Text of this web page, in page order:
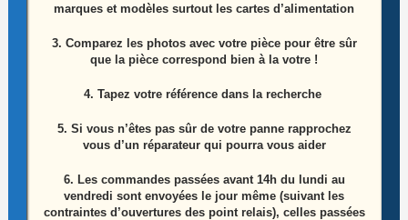
Ensemble Carte Mere + Batterie Archos 101e
néon
marques et modèles surtout les cartes d’alimentation
3. Comparez les photos avec votre pièce pour être sûr
que la pièce correspond bien à la votre !
4. Tapez votre référence dans la recherche
5. Si vous n’êtes pas sûr de votre panne rapprochez
vous d’un réparateur qui pourra vous aider
6. Les commandes passées avant 14h du lundi au
vendredi sont envoyées le jour même (suivant les
contraintes d’ouvertures des point relais), celles passées